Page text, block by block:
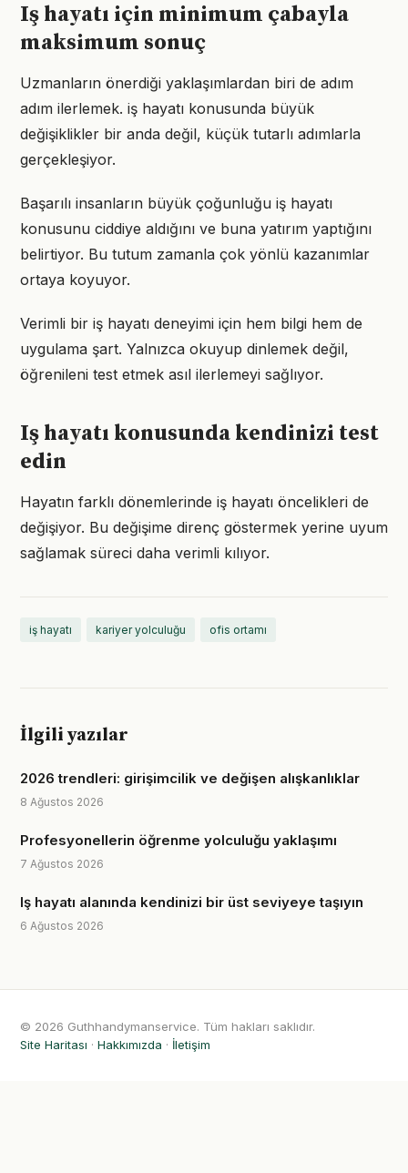
Iş hayatı için minimum çabayla
maksimum sonuç
Uzmanların önerdiği yaklaşımlardan biri de adım
adım ilerlemek. iş hayatı konusunda büyük
değişiklikler bir anda değil, küçük tutarlı adımlarla
gerçekleşiyor.
Başarılı insanların büyük çoğunluğu iş hayatı
konusunu ciddiye aldığını ve buna yatırım yaptığını
belirtiyor. Bu tutum zamanla çok yönlü kazanımlar
ortaya koyuyor.
Verimli bir iş hayatı deneyimi için hem bilgi hem de
uygulama şart. Yalnızca okuyup dinlemek değil,
öğrenileni test etmek asıl ilerlemeyi sağlıyor.
Iş hayatı konusunda kendinizi test
edin
Hayatın farklı dönemlerinde iş hayatı öncelikleri de
değişiyor. Bu değişime direnç göstermek yerine uyum
sağlamak süreci daha verimli kılıyor.
iş hayatı kariyer yolculuğu ofis ortamı
İlgili yazılar
2026 trendleri: girişimcilik ve değişen alışkanlıklar
8 Ağustos 2026
Profesyonellerin öğrenme yolculuğu yaklaşımı
7 Ağustos 2026
Iş hayatı alanında kendinizi bir üst seviyeye taşıyın
6 Ağustos 2026
© 2026 Guthhandymanservice. Tüm hakları saklıdır.
Site Haritası · Hakkımızda · İletişim